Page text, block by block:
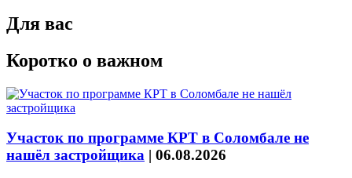
Для вас
Коротко о важном
Участок по программе КРТ в Соломбале не
нашёл застройщика | 06.08.2026